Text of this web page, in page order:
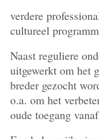
verdere
cultureel
Naast reguliere
uitgewerkt om het
breder gezocht
o.a. om het
oude toegang